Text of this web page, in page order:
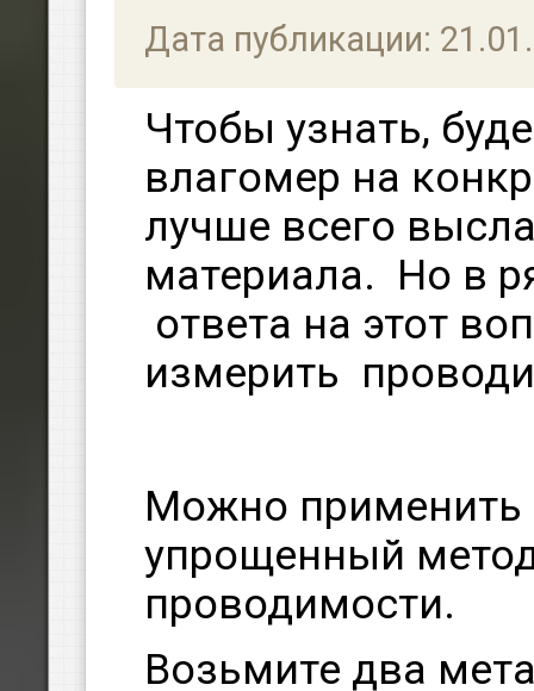
Дата публикации:
Чтобы узнать,
влагомер на
лучше всего
материала. Но в
ответа на этот
измерить
Можно
упрощенный
проводимости.
Возьмите два